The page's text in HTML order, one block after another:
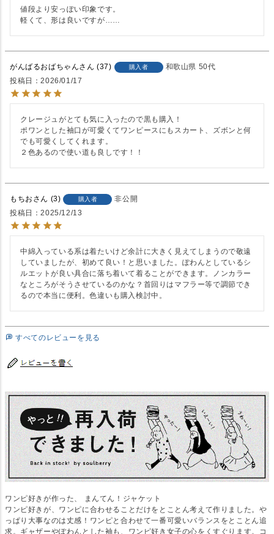
値段より安っぽい印象です。
軽くて、形は良いですが……
がんばるおばちゃん 37 購入者 和歌山県 50代
投稿日
2026/01/17
クレージュがとても気に入ったので黒も購入！
ポワンとした袖口が可愛くてワンピースにもスカート、ズボンと何
でも可愛くしてくれます。
２色あるので使い道も良しです！！
もちお 3 購入者
非公開
投稿日
2025/12/13
中綿入っている系は着たいけど余計に大きく見えてしまうので敬遠
していましたが、初めて良い！と思いました。ぽわんとしているシ
ルエットが良い具合に落ち着いて着ることができます。ノンカラー
なところがそうさせているのかな？首回りはマフラー等で調節でき
るので本当に便利。色違いも購入検討中。
すべてのレビューを見る
ワンピ好きが作った、 まんてん！ジャケット
ワンピ好きが、ワンピに合わせることだけをとことん考えて作りました。や
っぱり大事なのは丈感！ワンピと合わせて一番可愛いバランスをとことん追
求。ギャザーやぽわんとした袖も、ワンピ好き女子の心をくすぐります。コ